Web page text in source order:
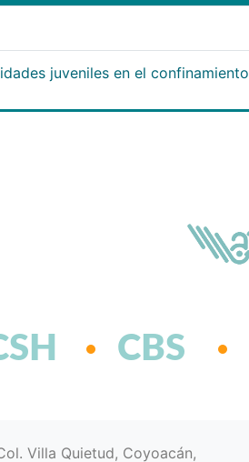
juveniles en el confinamiento
CBS
Villa Quietud, Coyoacán,